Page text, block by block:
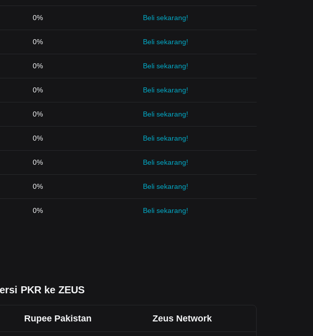
0% Beli sekarang!
0% Beli sekarang!
0% Beli sekarang!
0% Beli sekarang!
0% Beli sekarang!
0% Beli sekarang!
0% Beli sekarang!
0% Beli sekarang!
0% Beli sekarang!
PKR ke ZEUS
Rupee Pakistan Zeus Network